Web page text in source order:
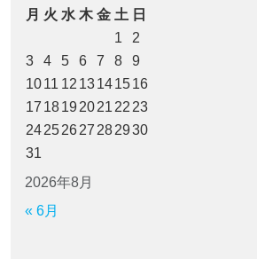
2026年8月
月 火 水 木 金 土 日
1
2
3
4 5 6 7 8
9
1011 12 13141516
17 18192021 22 23
24252627 282930
31
« 6月